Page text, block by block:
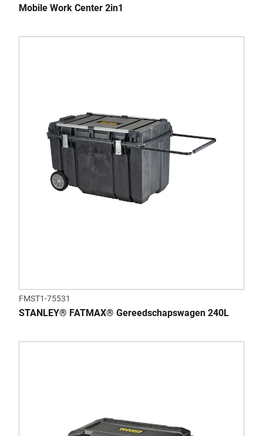
Mobile Work Center 2in1
FMST1-75531
STANLEY® FATMAX® Gereedschapswagen 240L